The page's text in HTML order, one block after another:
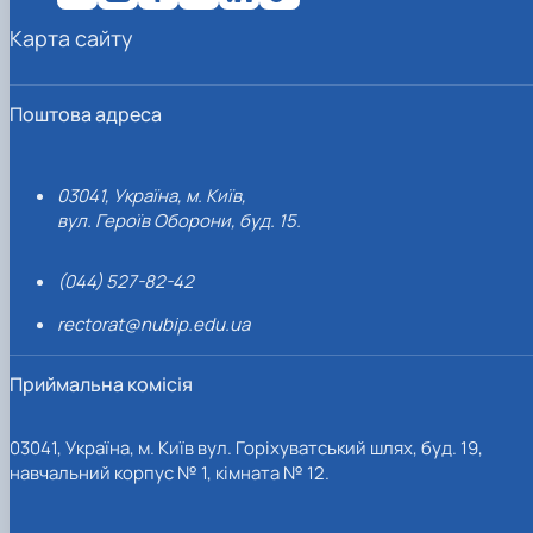
Поштова адреса
03041, Україна, м. Київ,
вул. Героїв Оборони, буд. 15.
(044) 527-82-42
rectorat@nubip.edu.ua
Приймальна комісія
03041, Україна, м. Київ вул. Горіхуватський шлях, буд. 19,
навчальний корпус № 1, кімната № 12.
Карта сайту